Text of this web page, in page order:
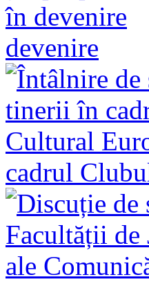
devenire
cadrul